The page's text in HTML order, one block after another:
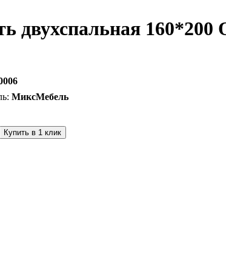
двухспальная
МиксМебель
Купить в 1 клик